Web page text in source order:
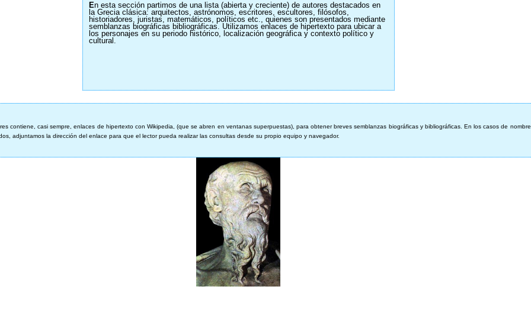
En esta sección partimos de una lista (abierta y creciente) de autores destacados en
la Grecia clásica: arquitectos, astrónomos, escritores, escultores, filósofos,
historiadores, juristas, matemáticos, políticos etc., quienes son presentados mediante
semblanzas biográficas bibliográficas. Utilizamos enlaces de hipertexto para ubicar a
los personajes en su periodo histórico, localización geográfica y contexto político y
cultural.
contiene, casi sempre, enlaces de hipertexto con Wikipedia, (que se abren en ventanas superpuestas), para obtener breves semblanzas biográficas y bibliográficas. En los casos de
adjuntamos la dirección del enlace para que el lector pueda realizar las consultas desde su propio equipo y navegador.